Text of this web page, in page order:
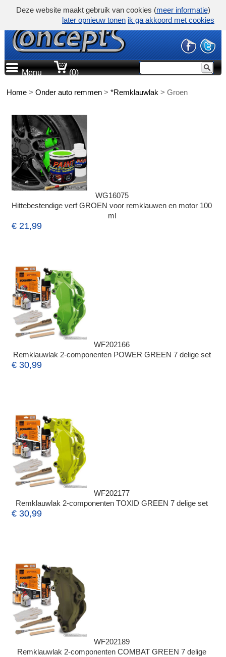
Menu (0)
Home >Onder auto remmen >*Remklauwlak >Groen
WG16075
Hittebestendige verf GROEN voor remklauwen en motor 100
ml
€ 21,99
WF202166
Remklauwlak 2-componenten POWER GREEN 7 delige set
€ 30,99
WF202177
Remklauwlak 2-componenten TOXID GREEN 7 delige set
€ 30,99
WF202189
Remklauwlak 2-componenten COMBAT GREEN 7 delige
Deze website maakt gebruik van cookies (meer informatie)
later opnieuw tonen ik ga akkoord met cookies